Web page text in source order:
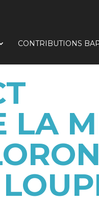
CONTRIBUTIONS
LA